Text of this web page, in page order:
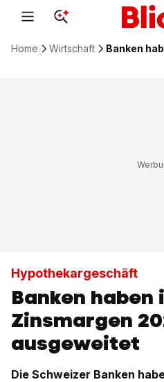
Home Wirtschaft Banken
Hypothekargeschäft
Banken haben
Zinsmargen
ausgeweitet
Die Schweizer Banken